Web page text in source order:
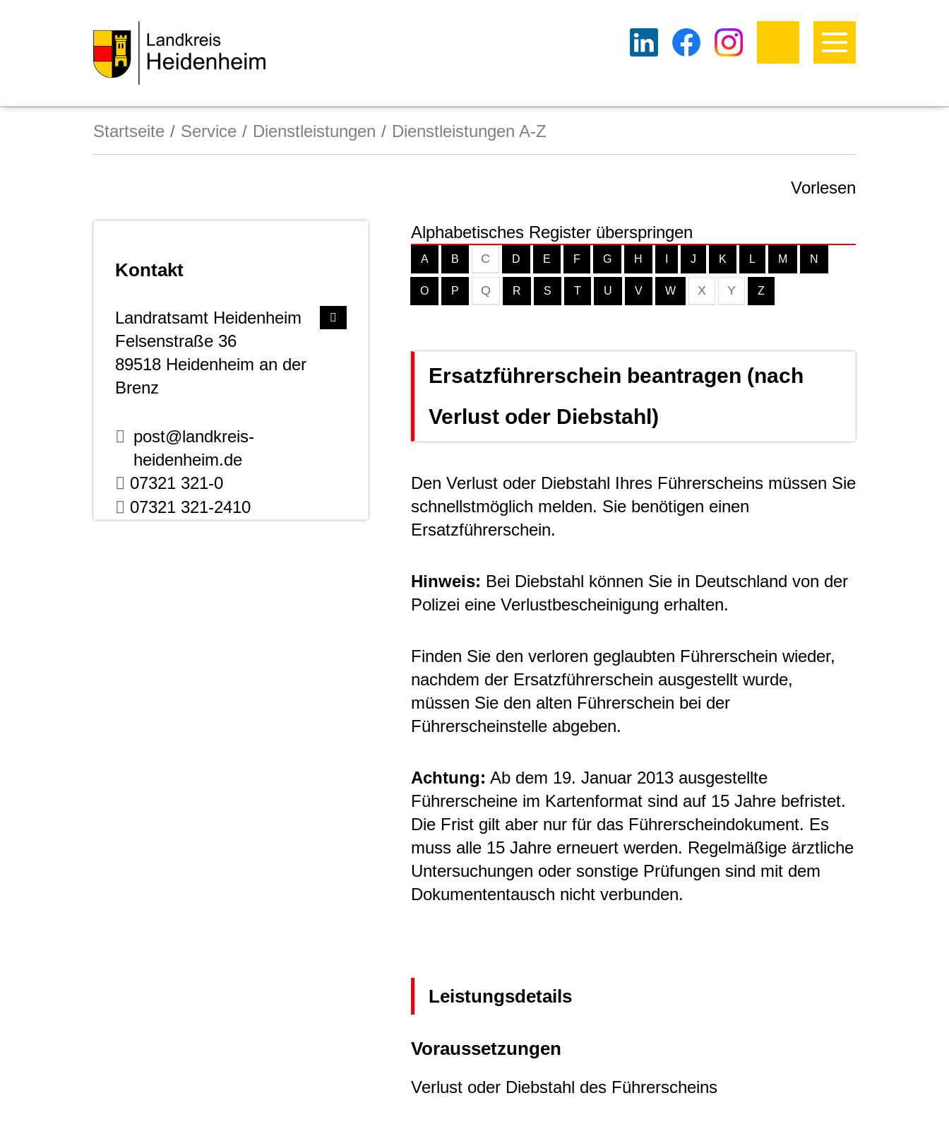
Startseite Service Dienstleistungen Dienstleistungen A-Z
Vorlesen
Kontakt
Landratsamt Heidenheim
Felsenstraße 36
89518 Heidenheim an der
Brenz
post@landkreis-
heidenheim.de
07321 321-0
07321 321-2410
Alphabetisches Register überspringen
A B C D E F G H J K L M N
O P Q R S T U V W X Y Z
Ersatzführerschein beantragen (nach
Verlust oder Diebstahl)
Den Verlust oder Diebstahl Ihres Führerscheins müssen Sie
schnellstmöglich melden. Sie benötigen einen
Ersatzführerschein.
Hinweis: Bei Diebstahl können Sie in Deutschland von der
Polizei eine Verlustbescheinigung erhalten.
Finden Sie den verloren geglaubten Führerschein wieder,
nachdem der Ersatzführerschein ausgestellt wurde,
müssen Sie den alten Führerschein bei der
Führerscheinstelle abgeben.
Achtung: Ab dem 19. Januar 2013 ausgestellte
Führerscheine im Kartenformat sind auf 15 Jahre befristet.
Die Frist gilt aber nur für das Führerscheindokument. Es
muss alle 15 Jahre erneuert werden. Regelmäßige ärztliche
Untersuchungen oder sonstige Prüfungen sind mit dem
Dokumententausch nicht verbunden.
Leistungsdetails
Voraussetzungen
Verlust oder Diebstahl des Führerscheins